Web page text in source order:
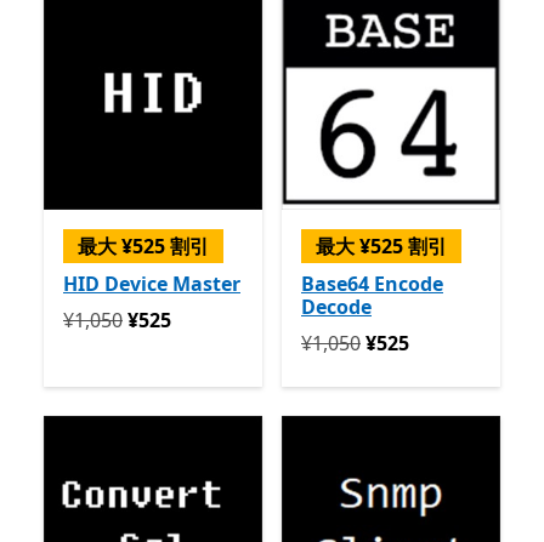
最大 ¥525 割引
HID Device Master
定価 ¥1,050 今すぐ ¥525
¥1,050¥525
最大 ¥525 割引
Base64 Encode
Decode
定価 ¥1,050 今すぐ ¥525
¥1,050¥525